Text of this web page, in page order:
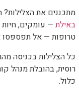
מתכננים את הצלילות?
באילת— עומקים, חיות
טרופות — אל
כל הצלילות בכניסה
כלול.